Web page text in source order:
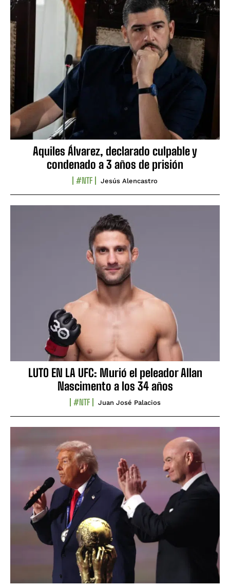
Aquiles Álvarez, declarado culpable y
condenado a 3 años de prisión
#NTF Jesús Alencastro
LUTO EN LA UFC: Murió el peleador Allan
Nascimento a los 34 años
#NTF Juan José Palacios